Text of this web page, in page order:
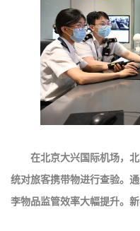
在北京大兴国际机场，北
统对旅客携带物进行查验。
李物品监管效率大幅提升。